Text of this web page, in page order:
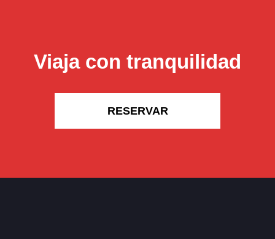
Viaja con tranquilidad
RESERVAR